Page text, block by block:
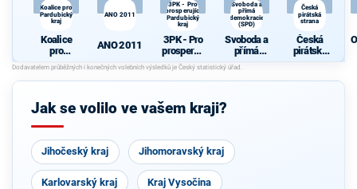
Koalice pro
Pardubický
kraj
Koalice
pro
Pardubick
ý kraj
ANO 2011
ANO 2011
3PK - Pro
prosperující
Pardubický
kraj
3PK - Pro
prosperují
cí
Pardubick
ý kraj
Svoboda a
přímá
demokracie
(SPD)
Svoboda a
přímá
demokraci
e (SPD)
Česká
pirátská
strana
Česká
pirátská
strana
Jak se volilo ve vašem kraji?
Jihočeský kraj Jihomoravský kraj
Karlovarský kraj Kraj Vysočina